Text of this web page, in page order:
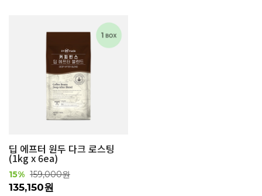
딥 에프터 원두 다크 로스팅
(1kg x 6ea)
15% 159,000원
135,150원